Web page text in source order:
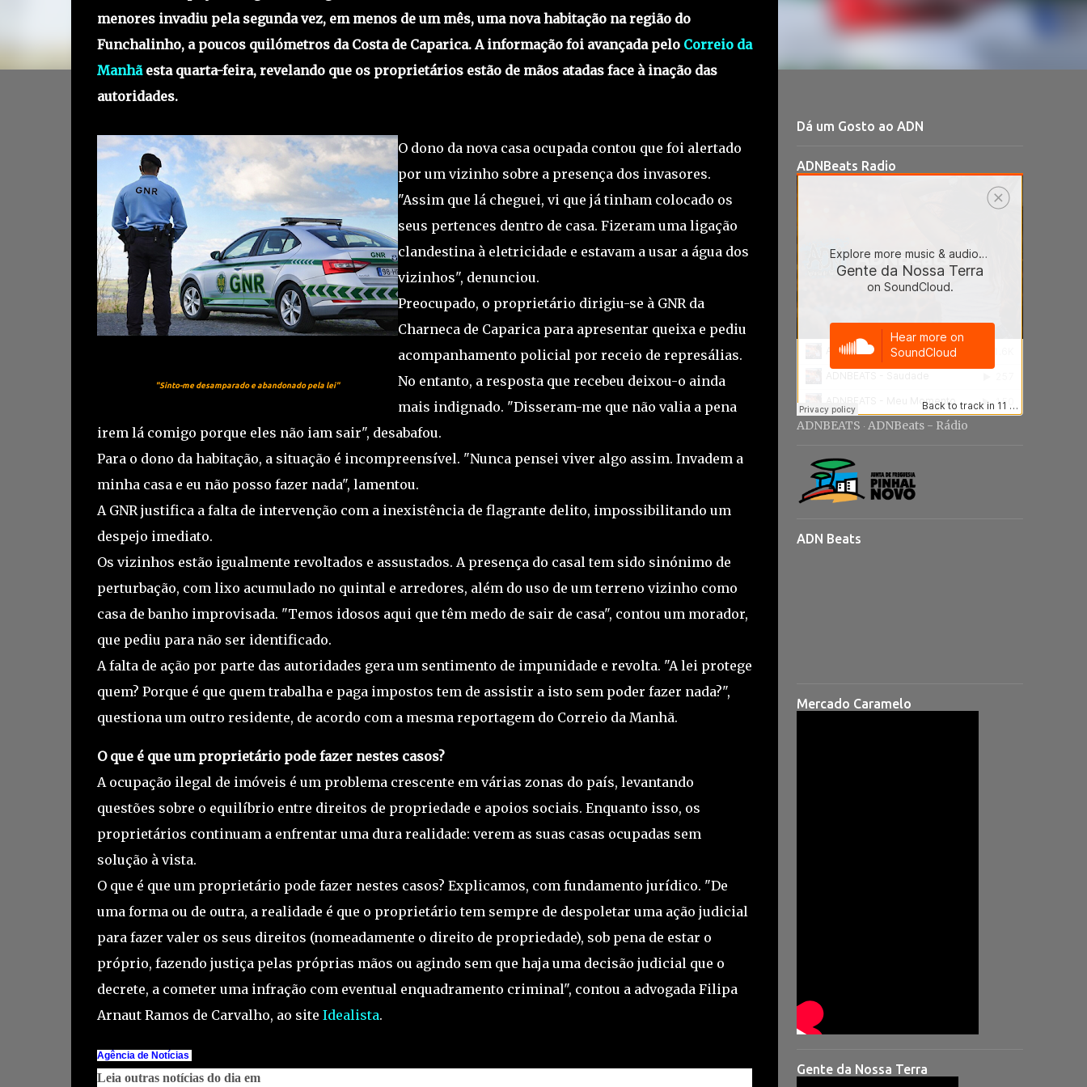
menores invadiu pela segunda vez, em menos de um mês, uma nova habitação na região do
Funchalinho, a poucos quilómetros da Costa de Caparica. A informação foi avançada pelo Correio da
Manhãesta quarta-feira, revelando que os proprietários estão de mãos atadas face à inação das
autoridades.
"Sinto-me desamparado e abandonado pela lei"
O dono da nova casa ocupada contou que foi alertado
por um vizinho sobre a presença dos invasores.
"Assim que lá cheguei, vi que já tinham colocado os
seus pertences dentro de casa. Fizeram uma ligação
clandestina à eletricidade e estavam a usar a água dos
vizinhos", denunciou.
Preocupado, o proprietário dirigiu-se à GNR da
Charneca de Caparica para apresentar queixa e pediu
acompanhamento policial por receio de represálias.
No entanto, a resposta que recebeu deixou-o ainda
mais indignado. "Disseram-me que não valia a pena
irem lá comigo porque eles não iam sair", desabafou.
Para o dono da habitação, a situação é incompreensível. "Nunca pensei viver algo assim. Invadem a
minha casa e eu não posso fazer nada", lamentou.
A GNR justifica a falta de intervenção com a inexistência de flagrante delito, impossibilitando um
despejo imediato.
Os vizinhos estão igualmente revoltados e assustados. A presença do casal tem sido sinónimo de
perturbação, com lixo acumulado no quintal e arredores, além do uso de um terreno vizinho como
casa de banho improvisada. "Temos idosos aqui que têm medo de sair de casa", contou um morador,
que pediu para não ser identificado.
A falta de ação por parte das autoridades gera um sentimento de impunidade e revolta. "A lei protege
quem? Porque é que quem trabalha e paga impostos tem de assistir a isto sem poder fazer nada?",
questiona um outro residente, de acordo com a mesma reportagem do Correio da Manhã.
O que é que um proprietário pode fazer nestes casos?
A ocupação ilegal de imóveis é um problema crescente em várias zonas do país, levantando
questões sobre o equilíbrio entre direitos de propriedade e apoios sociais. Enquanto isso, os
proprietários continuam a enfrentar uma dura realidade: verem as suas casas ocupadas sem
solução à vista.
O que é que um proprietário pode fazer nestes casos? Explicamos, com fundamento jurídico. "De
uma forma ou de outra, a realidade é que o proprietário tem sempre de despoletar uma ação judicial
para fazer valer os seus direitos (nomeadamente o direito de propriedade), sob pena de estar o
próprio, fazendo justiça pelas próprias mãos ou agindo sem que haja uma decisão judicial que o
decrete, a cometer uma infração com eventual enquadramento criminal", contou a advogada Filipa
Arnaut Ramos de Carvalho, ao site Idealista.
Agência de Notícias
Leia outras notícias do dia em
Dá um Gosto ao ADN
ADNBeats Radio
ADNBEATS · ADNBeats - Rádio
ADN Beats
Mercado Caramelo
Gente da Nossa Terra